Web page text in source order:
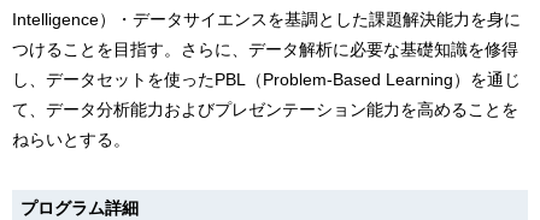
Intelligence）・データサイエンスを基調とした課題解決能力を身に
つけることを目指す。さらに、データ解析に必要な基礎知識を修得
し、データセットを使ったPBL（Problem-Based Learning）を通じ
て、データ分析能力およびプレゼンテーション能力を高めることを
ねらいとする。
プログラム詳細